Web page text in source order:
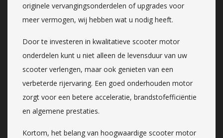
originele vervangingsonderdelen of upgrades voor
meer vermogen, wij hebben wat u nodig heeft.
Door te investeren in kwalitatieve scooter motor
onderdelen kunt u niet alleen de levensduur van uw
scooter verlengen, maar ook genieten van een
verbeterde rijervaring. Een goed onderhouden motor
zorgt voor een betere acceleratie, brandstofefficiëntie
en algemene prestaties.
Kortom, het belang van hoogwaardige scooter motor